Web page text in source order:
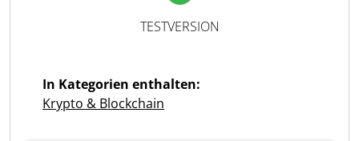
TESTVERSION
In Kategorien enthalten:
Krypto & Blockchain